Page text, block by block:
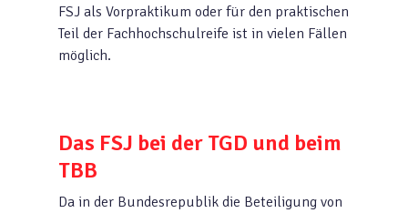
FSJ als Vorpraktikum oder für den praktischen
Teil der Fachhochschulreife ist in vielen Fällen
möglich.
Das FSJ bei der TGD und beim
TBB
Da in der Bundesrepublik die Beteiligung von